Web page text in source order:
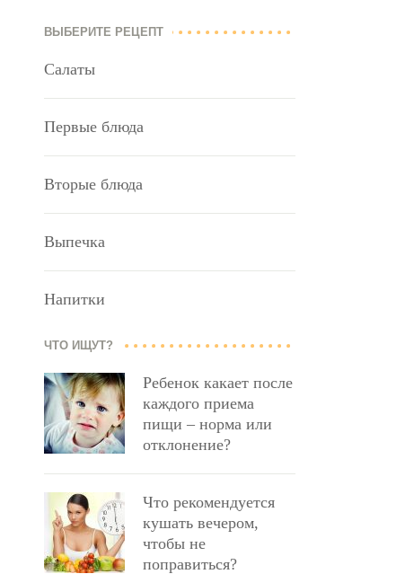
ВЫБЕРИТЕ РЕЦЕПТ
Салаты
Первые блюда
Вторые блюда
Выпечка
Напитки
ЧТО ИЩУТ?
Ребенок какает после
каждого приема
пищи – норма или
отклонение?
Что рекомендуется
кушать вечером,
чтобы не
поправиться?